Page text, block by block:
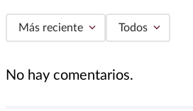
Más reciente Todos
No hay comentarios.